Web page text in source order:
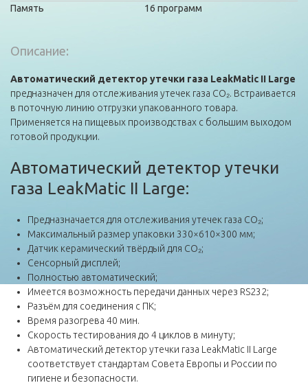
Память
16 программ
Описание:
Автоматический детектор утечки газа LeakMatic II Large
предназначен для отслеживания утечек газа CO₂. Встраивается
в поточную линию отгрузки упакованного товара.
Применяется на пищевых производствах с большим выходом
готовой продукции.
Автоматический детектор утечки
газа LeakMatic II Large:
Предназначается для отслеживания утечек газа CO₂;
Максимальный размер упаковки 330×610×300 мм;
Датчик керамический твёрдый для CO₂;
Сенсорный дисплей;
Полностью автоматический;
Имеется возможность передачи данных через RS232;
Разъём для соединения с ПК;
Время разогрева 40 мин.
Скорость тестирования до 4 циклов в минуту;
Автоматический детектор утечки газа LeakMatic II Large
соответствует стандартам Совета Европы и России по
гигиене и безопасности.